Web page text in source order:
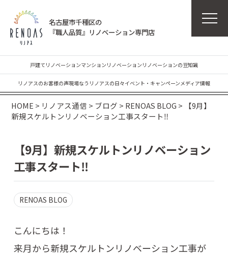
名古屋市千種区の
『職人品質』リノベーション専門店
戸建てリノベーションマンションリノベーション リノベーションの豆知識
リノアスのお客様の声現場なう リノアスの日々イベント・キャンペーンメディア情報
HOME > リノアス通信 > ブログ > RENOAS BLOG >
【9月】
新規スケルトンリノベーション工事スタート‼
【9月】新規スケルトンリノベーション
工事スタート‼
RENOAS BLOG
こんにちは！
来月から新規スケルトンリノベーション工事が